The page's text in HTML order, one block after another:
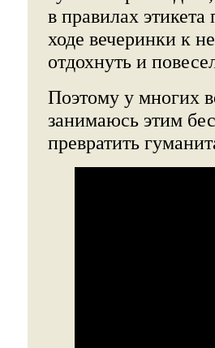
в правилах
ходе вечеринки к
отдохнуть и
Поэтому у многих
занимаюсь этим
превратить